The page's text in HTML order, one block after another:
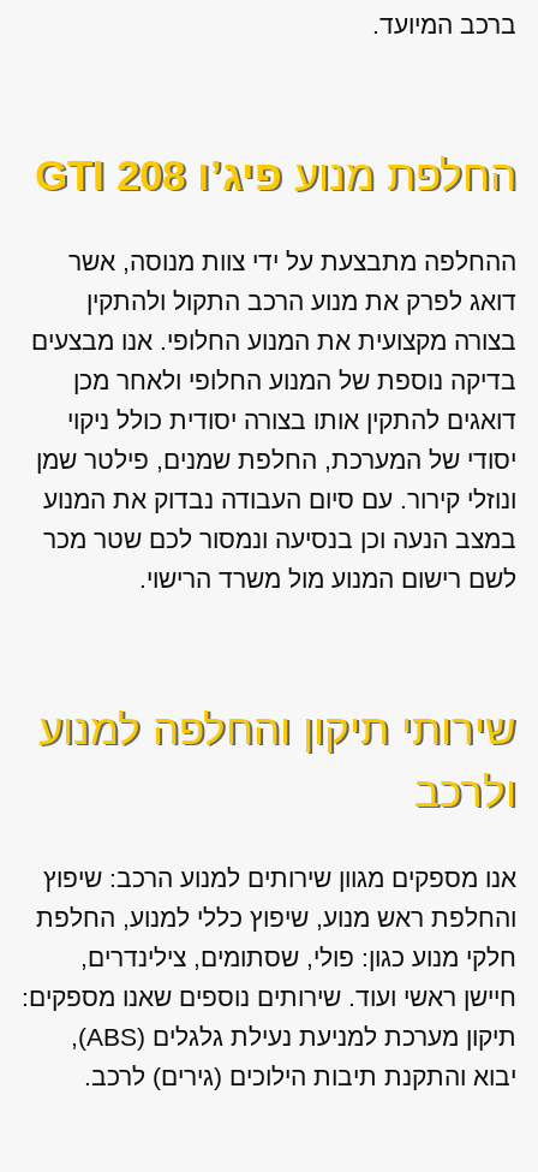
ברכב המיועד.
החלפת מנוע פיג’ו 208 GTI
ההחלפה מתבצעת על ידי צוות מנוסה, אשר
דואג לפרק את מנוע הרכב התקול ולהתקין
בצורה מקצועית את המנוע החלופי. אנו מבצעים
בדיקה נוספת של המנוע החלופי ולאחר מכן
דואגים להתקין אותו בצורה יסודית כולל ניקוי
יסודי של המערכת, החלפת שמנים, פילטר שמן
ונוזלי קירור. עם סיום העבודה נבדוק את המנוע
במצב הנעה וכן בנסיעה ונמסור לכם שטר מכר
לשם רישום המנוע מול משרד הרישוי.
שירותי תיקון והחלפה למנוע
ולרכב
אנו מספקים מגוון שירותים למנוע הרכב: שיפוץ
והחלפת ראש מנוע, שיפוץ כללי למנוע, החלפת
חלקי מנוע כגון: פולי, שסתומים, צילינדרים,
חיישן ראשי ועוד. שירותים נוספים שאנו מספקים:
תיקון מערכת למניעת נעילת גלגלים (ABS),
יבוא והתקנת תיבות הילוכים (גירים) לרכב.